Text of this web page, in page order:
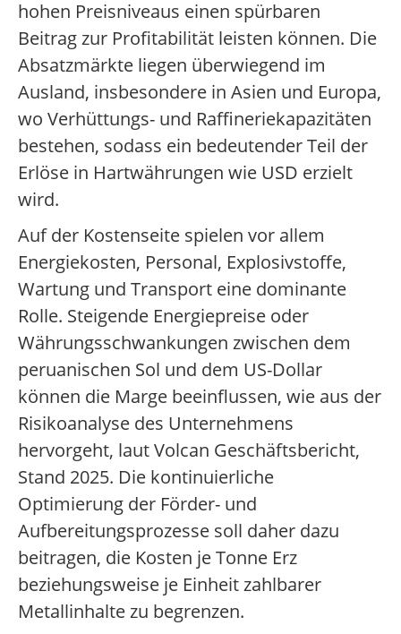
hohen Preisniveaus einen spürbaren
Beitrag zur Profitabilität leisten können. Die
Absatzmärkte liegen überwiegend im
Ausland, insbesondere in Asien und Europa,
wo Verhüttungs- und Raffineriekapazitäten
bestehen, sodass ein bedeutender Teil der
Erlöse in Hartwährungen wie USD erzielt
wird.
Auf der Kostenseite spielen vor allem
Energiekosten, Personal, Explosivstoffe,
Wartung und Transport eine dominante
Rolle. Steigende Energiepreise oder
Währungsschwankungen zwischen dem
peruanischen Sol und dem US-Dollar
können die Marge beeinflussen, wie aus der
Risikoanalyse des Unternehmens
hervorgeht, laut Volcan Geschäftsbericht,
Stand 2025. Die kontinuierliche
Optimierung der Förder- und
Aufbereitungsprozesse soll daher dazu
beitragen, die Kosten je Tonne Erz
beziehungsweise je Einheit zahlbarer
Metallinhalte zu begrenzen.